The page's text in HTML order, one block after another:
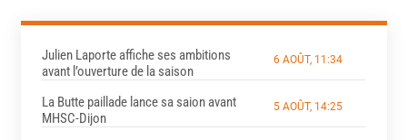
Julien Laporte affiche ses ambitions
avant l’ouverture de la saison
6 AOÛT, 11:34
La Butte paillade lance sa saion avant
MHSC-Dijon
5 AOÛT, 14:25